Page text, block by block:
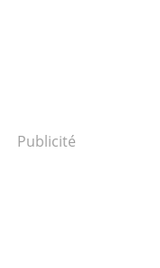
Publicité